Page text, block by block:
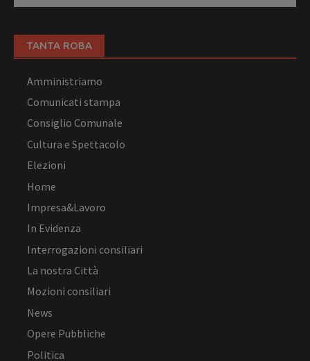
TANTA ROBA
Amministriamo
Comunicati stampa
Consiglio Comunale
Cultura e Spettacolo
Elezioni
Home
Impresa&Lavoro
In Evidenza
Interrogazioni consiliari
La nostra Città
Mozioni consiliari
News
Opere Pubbliche
Politica